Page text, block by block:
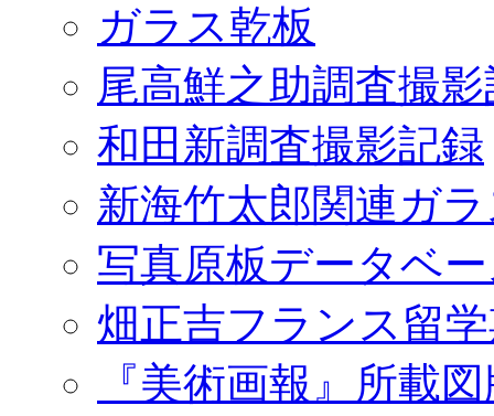
ガラス乾板
尾高鮮之助調査撮
和田新調査撮影記録
新海竹太郎関連ガ
写真原板データベ
畑正吉フランス留
『美術画報』所載